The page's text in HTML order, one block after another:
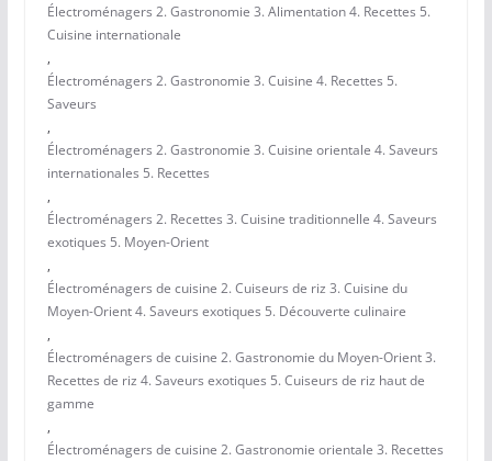
Électroménagers 2. Gastronomie 3. Alimentation 4. Recettes 5.
Cuisine internationale
,
Électroménagers 2. Gastronomie 3. Cuisine 4. Recettes 5.
Saveurs
,
Électroménagers 2. Gastronomie 3. Cuisine orientale 4. Saveurs
internationales 5. Recettes
,
Électroménagers 2. Recettes 3. Cuisine traditionnelle 4. Saveurs
exotiques 5. Moyen-Orient
,
Électroménagers de cuisine 2. Cuiseurs de riz 3. Cuisine du
Moyen-Orient 4. Saveurs exotiques 5. Découverte culinaire
,
Électroménagers de cuisine 2. Gastronomie du Moyen-Orient 3.
Recettes de riz 4. Saveurs exotiques 5. Cuiseurs de riz haut de
gamme
,
Électroménagers de cuisine 2. Gastronomie orientale 3. Recettes